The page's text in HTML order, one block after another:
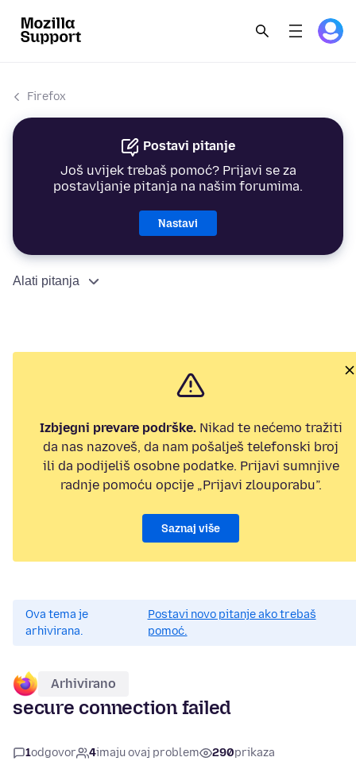
Firefox
Postavi pitanje
Još uvijek trebaš pomoć? Prijavi se za
postavljanje pitanja na našim forumima.
Nastavi
Alati pitanja
Izbjegni prevare podrške.Nikad te nećemo tražiti
da nas nazoveš, da nam pošalješ telefonski broj
ili da podijeliš osobne podatke. Prijavi sumnjive
radnje pomoću opcije „Prijavi zlouporabu”.
Saznaj više
Ova tema je
arhivirana.
Postavi novo pitanje ako trebaš
pomoć.
Arhivirano
secure connection failed
1odgovor 4imaju ovaj problem 290prikaza